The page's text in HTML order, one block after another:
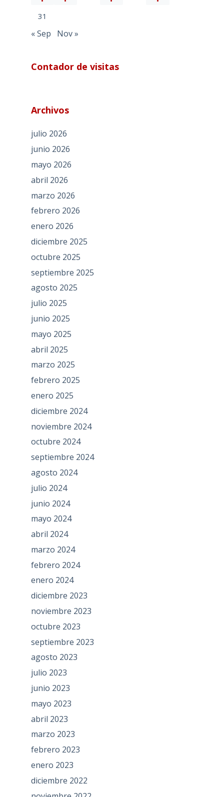
31
« Sep Nov »
Contador de visitas
Archivos
julio 2026
junio 2026
mayo 2026
abril 2026
marzo 2026
febrero 2026
enero 2026
diciembre 2025
octubre 2025
septiembre 2025
agosto 2025
julio 2025
junio 2025
mayo 2025
abril 2025
marzo 2025
febrero 2025
enero 2025
diciembre 2024
noviembre 2024
octubre 2024
septiembre 2024
agosto 2024
julio 2024
junio 2024
mayo 2024
abril 2024
marzo 2024
febrero 2024
enero 2024
diciembre 2023
noviembre 2023
octubre 2023
septiembre 2023
agosto 2023
julio 2023
junio 2023
mayo 2023
abril 2023
marzo 2023
febrero 2023
enero 2023
diciembre 2022